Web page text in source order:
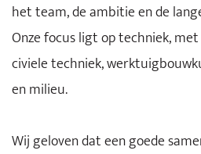
het team, de ambitie en de
Onze focus ligt op techniek,
civiele techniek,
en milieu.
Wij geloven dat een goede